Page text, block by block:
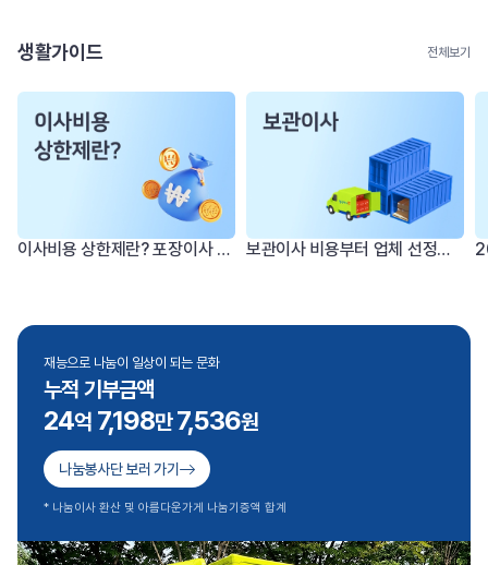
생활가이드
보관이사 비용부터 업체 선정까지, 완벽 가이드 2026년 손없는날 이사 날짜 정리 (포장이사 성수기 예약 팁)
전체보기
재능으로 나눔이 일상이 되는 문화
누적 기부금액
24억 7,198만7,536원
나눔봉사단 보러 가기
* 나눔이사 환산 및 아름다운가게 나눔기증액 합계